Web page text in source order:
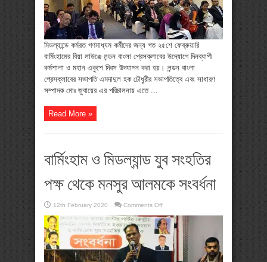
একুশে
উদযাপন
মিডল্যান্ডে কর্মরত গণমাধ্যম কর্মীদের জন্য গত ২৫শে ফেব্রুয়ারি
বার্মিংহামের বিয়া লাউঞ্জে লন্ডন বাংলা প্রেসক্লাবের উদ্যোগে দিনব্যাপী
কর্মশালা ও মহান একুশে দিবস উদযাপন করা হয়। লন্ডন বাংলা
প্রেসক্লাবের সভাপতি এমদাদুল হক চৌধুরীর সভাপতিত্বে এবং সাধারণ
সম্পাদক মোঃ জুবায়ের এর পরিচালনায় এতে ...
Read More »
বার্মিংহাম ও মিডল্যান্ড যুব সংহতির
পক্ষ থেকে মনসুর আলমকে সংবর্ধনা
12th February 2020 Comments Offon
ও
মিডল্যান্ড
যুব
সংহতির
পক্ষ